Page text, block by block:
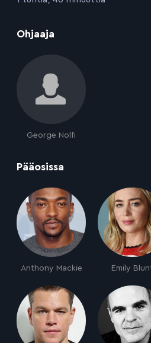
Ohjaaja
George Nolfi
Pääosissa
Anthony Mackie Emily